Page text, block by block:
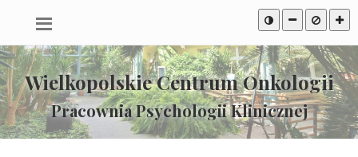
Przeskocz
do
treści
Mapa
serwisu
Przeskocz
do
stopki
Wielkopolskie Centrum Onkologii
Pracownia Psychologii Klinicznej